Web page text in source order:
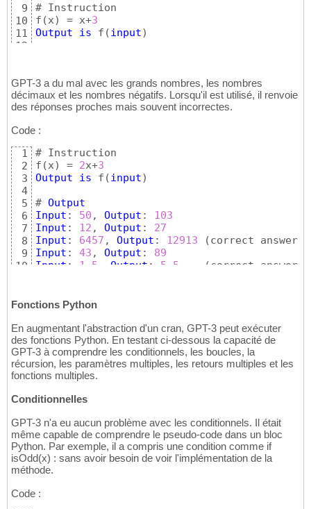
9
10
11
12
15
16
17
19
# Instruction
f (x) = x+3
Output
is f (input)
Input : 12, Output: 15
Input : 6457, Output: 6460
Input: 43, Output: 46
Input
GPT-3 a du mal avec les grands nombres, les nombres
décimaux et les nombres négatifs. Lorsqu'il est utilisé, il renvoie
des réponses proches mais souvent incorrectes.
Code :
1
2
3
4
5
6
7
8
9
10
# Instruction
f (x) = 2x+3
Output
is f (input)
# Output
Input : 50 , Output : 103
Input : 12 , Output : 27
Input : 6457 , Output : 12913 (correct answer
Input : 43 , Output : 89
Input : 1.5 Output : 5.5 ( correct answer
Fonctions Python
En augmentant l'abstraction d'un cran, GPT-3 peut exécuter
des fonctions Python. En testant ci-dessous la capacité de
GPT-3 à comprendre les conditionnels, les boucles, la
récursion, les paramètres multiples, les retours multiples et les
fonctions multiples.
Conditionnelles
GPT-3 n'a eu aucun problème avec les conditionnels. Il était
même capable de comprendre le pseudo-code dans un bloc
Python. Par exemple, il a compris une condition comme if
isOdd(x) : sans avoir besoin de voir l'implémentation de la
méthode.
Code :